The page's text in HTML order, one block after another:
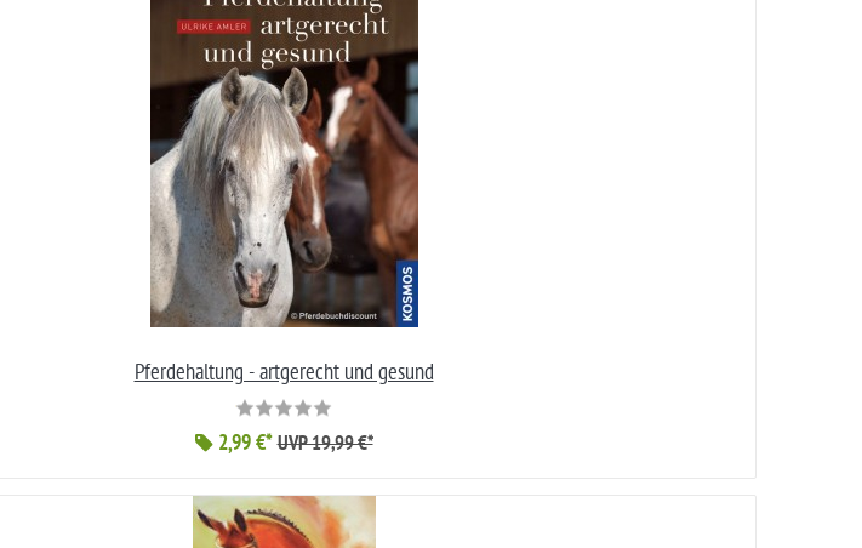
Pferdehaltung - artgerecht und gesund
2,99 €* UVP 19,99 €*